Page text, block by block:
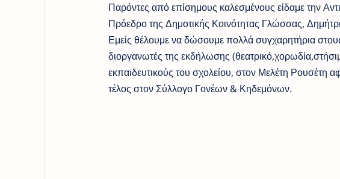
Παρόντες από επίσημους καλεσμένους είδαμε την
Πρόεδρο της Δημοτικής Κοινότητας Γλώσσας,
Εμείς θέλουμε να δώσουμε πολλά συγχαρητήρια
διοργανωτές της εκδήλωσης
εκπαιδευτικούς του σχολείου, στον Μελέτη Ρουσέτη
τέλος στον Σύλλογο Γονέων & Κηδεμόνων.